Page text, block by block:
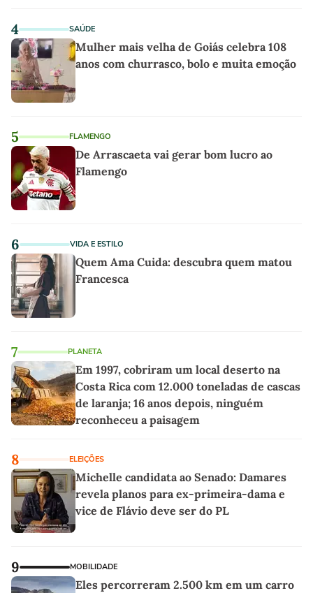
4 SAÚDE
Mulher mais velha de Goiás celebra 108
anos com churrasco, bolo e muita emoção
5 FLAMENGO
De Arrascaeta vai gerar bom lucro ao
Flamengo
6 VIDA E ESTILO
Quem Ama Cuida: descubra quem matou
Francesca
7 PLANETA
Em 1997, cobriram um local deserto na
Costa Rica com 12.000 toneladas de cascas
de laranja; 16 anos depois, ninguém
reconheceu a paisagem
8 ELEIÇÕES
Michelle candidata ao Senado: Damares
revela planos para ex-primeira-dama e
vice de Flávio deve ser do PL
9 MOBILIDADE
Eles percorreram 2.500 km em um carro